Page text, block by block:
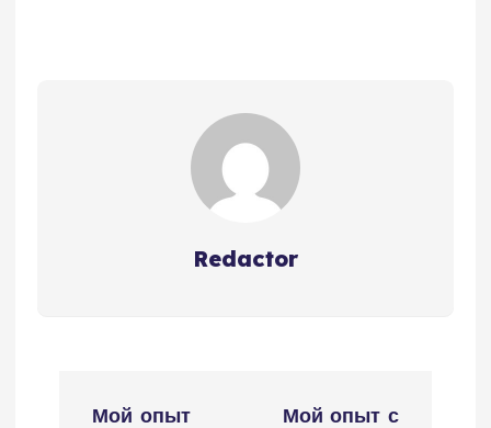
Redactor
Мой опыт Мой опыт с